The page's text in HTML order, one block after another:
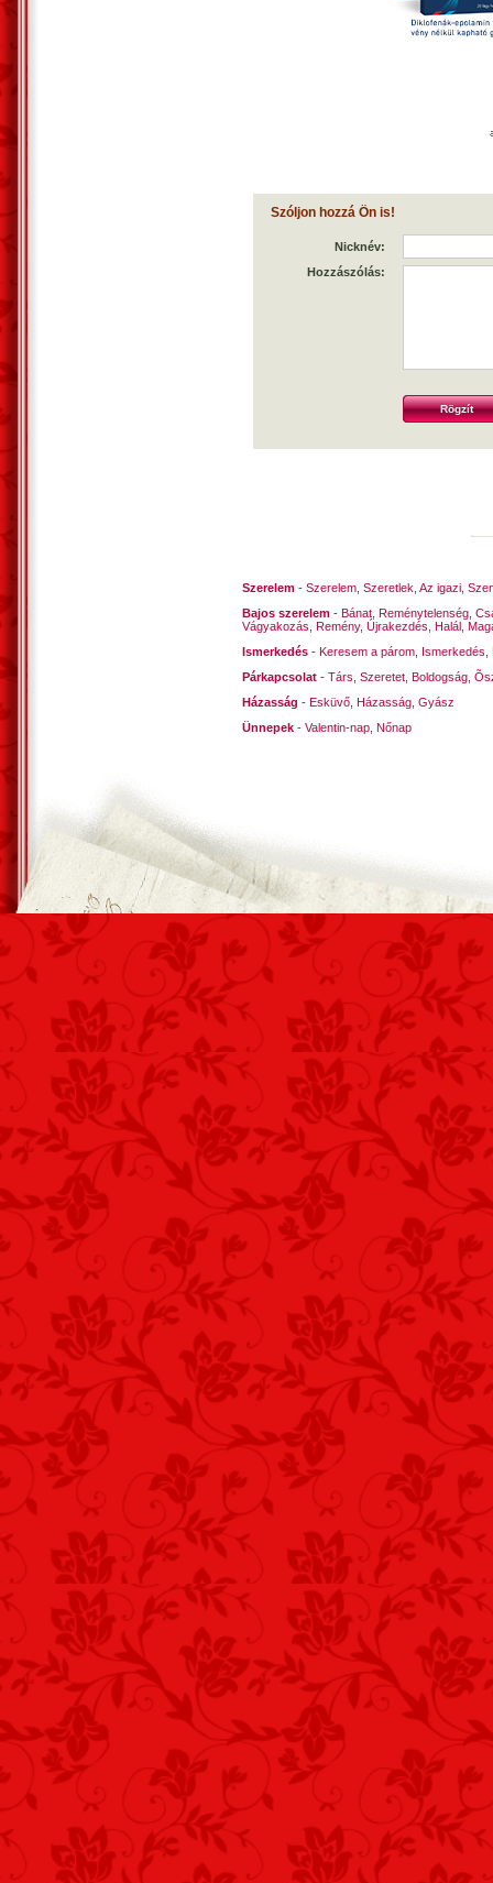
Szóljon hozzá Ön is!
Nicknév:
Hozzászólás:
Szerelem - Szerelem Szeretlek Az igazi
Bajos szerelem - Bánat Reménytelenség
Vágyakozás Remény, Újrakezdés Halál
Ismerkedés - Keresem a párom Ismerkedés
Párkapcsolat - Társ Szeretet Boldogság
Házasság - Esküvő Házasság Gyász
Ünnepek - Valentin-nap Nőnap